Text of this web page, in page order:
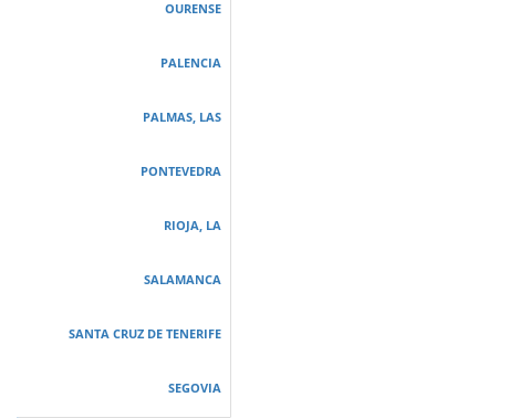
OURENSE
PALENCIA
PALMAS, LAS
PONTEVEDRA
RIOJA, LA
SALAMANCA
SANTA CRUZ DE TENERIFE
SEGOVIA